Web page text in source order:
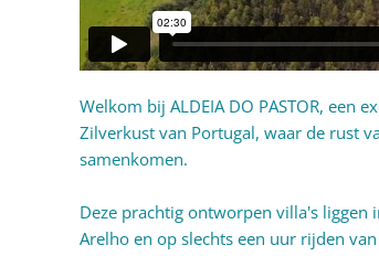
Welkom bij ALDEIA DO PASTOR, een
Zilverkust van Portugal, waar de rust
samenkomen.
Deze prachtig ontworpen villa's liggen
Arelho en op slechts een uur rijden